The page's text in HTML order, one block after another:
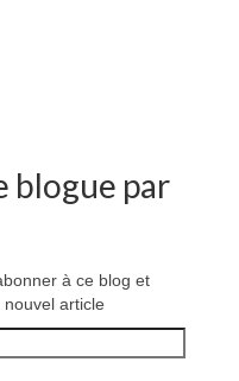
blogue par
à ce blog et
article